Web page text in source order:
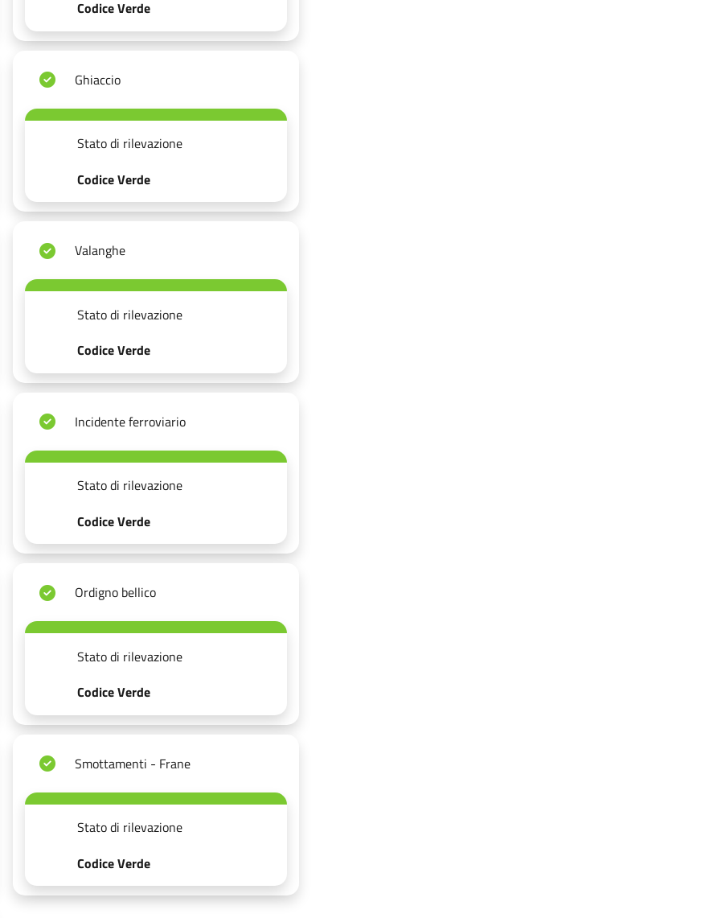
Codice Verde
Ghiaccio
Stato di rilevazione
Codice Verde
Valanghe
Stato di rilevazione
Codice Verde
Incidente ferroviario
Stato di rilevazione
Codice Verde
Ordigno bellico
Stato di rilevazione
Codice Verde
Smottamenti - Frane
Stato di rilevazione
Codice Verde